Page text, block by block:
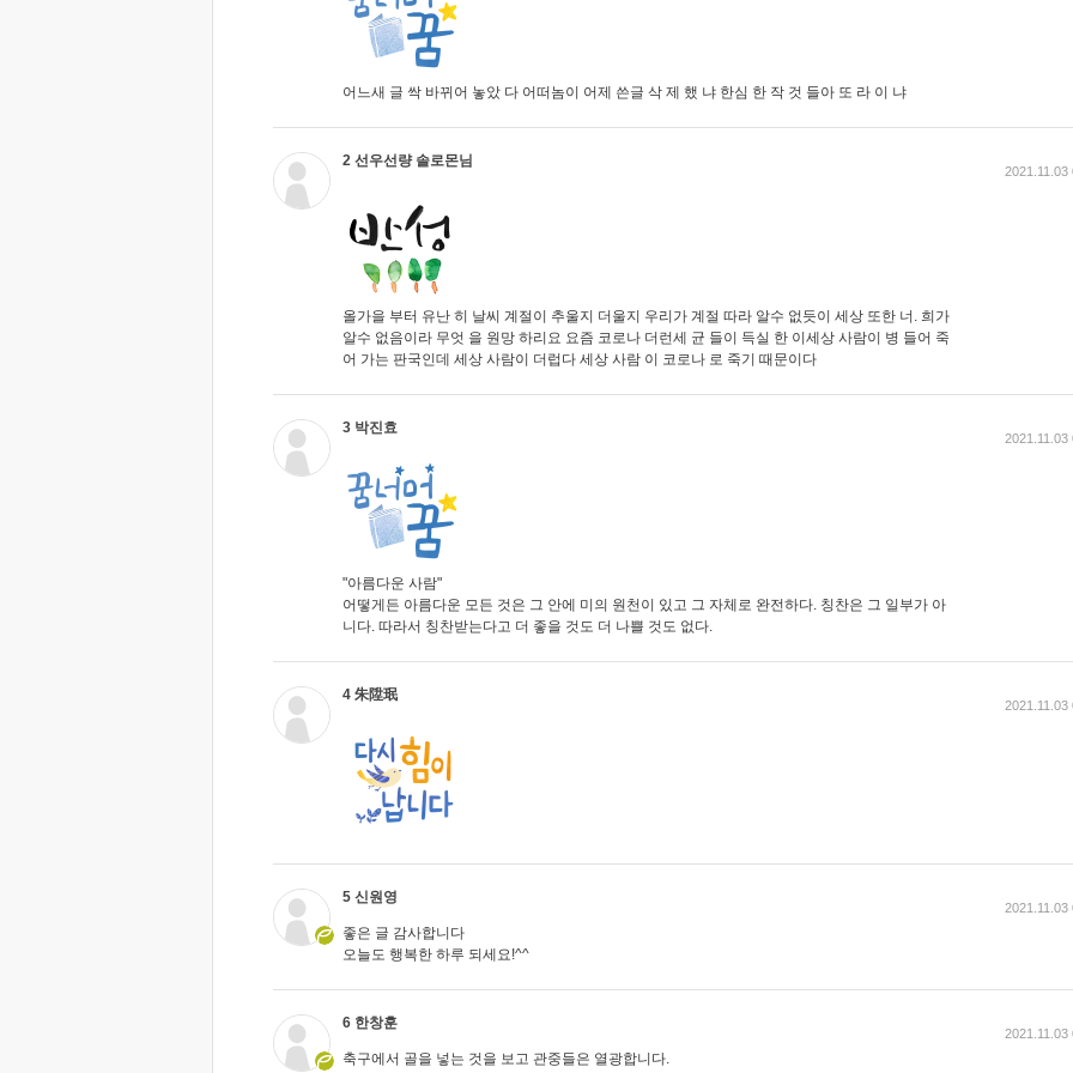
어느새 글 싹 바뀌어 놓았 다 어떠놈이 어제 쓴글 삭 제 했 냐 한심 한 작 것 들아 또 라 이 냐
2 선우선량 솔로몬님
올가을 부터 유난 히 날씨 계절이 추울지 더울지 우리가 계절 따라 알수 없듯이 세상 또한 너. 희가
알수 없음이라 무엇 을 원망 하리요 요즘 코로나 더런세 균 들이 득실 한 이세상 사람이 병 들어 죽
어 가는 판국인데 세상 사람이 더럽다 세상 사람 이 코로나 로 죽기 때문이다
2021.11.03
3 박진효
"아름다운 사람"
어떻게든 아름다운 모든 것은 그 안에 미의 원천이 있고 그 자체로 완전하다. 칭찬은 그 일부가 아
니다. 따라서 칭찬받는다고 더 좋을 것도 더 나쁠 것도 없다.
2021.11.03
4 朱陞珉
2021.11.03
5 신원영
좋은 글 감사합니다
오늘도 행복한 하루 되세요!^^
2021.11.03
6 한창훈
축구에서 골을 넣는 것을 보고 관중들은 열광합니다.
2021.11.03